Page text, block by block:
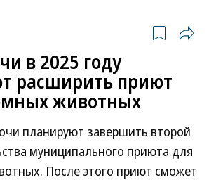
в 2025 году
расширить приют
животных
планируют завершить второй
муниципального приюта для
После этого приют сможет